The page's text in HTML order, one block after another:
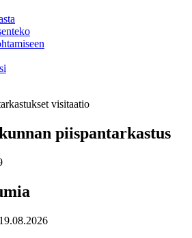
visitaatio
piispantarkastus
19.08.2026